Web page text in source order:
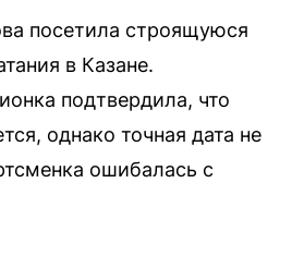
посетила строящуюся
в Казане.
подтвердила, что
однако точная дата не
ошибалась с